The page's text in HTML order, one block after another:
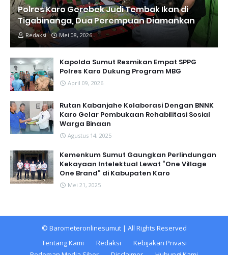
Polres Karo Gerebek Judi Tembak Ikan di
Tigabinanga, Dua Perempuan Diamankan
Redaksi Mei 08, 2026
Kapolda Sumut Resmikan Empat SPPG
Polres Karo Dukung Program MBG
April 09, 2026
Rutan Kabanjahe Kolaborasi Dengan BNNK
Karo Gelar Pembukaan Rehabilitasi Sosial
Warga Binaan
Agustus 14, 2025
Kemenkum Sumut Gaungkan Perlindungan
Kekayaan Intelektual Lewat “One Village
One Brand” di Kabupaten Karo
Mei 21, 2025
© Barometeronlinesumut| All Rights Reserved
Tentang Kami
Redaksi
Kebijakan Privasi